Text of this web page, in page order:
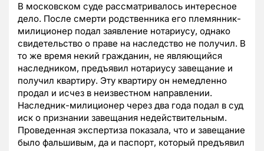
В московском суде рассматривалось интересное
дело. После смерти родственника его племянник-
милиционер подал заявление нотариусу, однако
свидетельство о праве на наследство не получил. В
то же время некий гражданин, не являющийся
наследником, предъявил нотариусу завещание и
получил квартиру. Эту квартиру он немедленно
продал и исчез в неизвестном направлении.
Наследник-милиционер через два года подал в суд
иск о признании завещания недействительным.
Проведенная экспертиза показала, что и завещание
было фальшивым, да и паспорт, который предъявил